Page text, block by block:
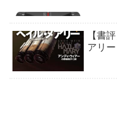
【書
アリー